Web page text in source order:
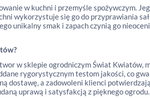
w kuchni i przemyśle spożywczym.
wykorzystuje się go do przyprawiania
unikalny smak i zapach czynią go
w sklepie ogrodniczym Świat Kwiatów,
rygorystycznym testom jakości, co
dostawę, a zadowoleni klienci
uprawą i satysfakcją z pięknego ogrodu.